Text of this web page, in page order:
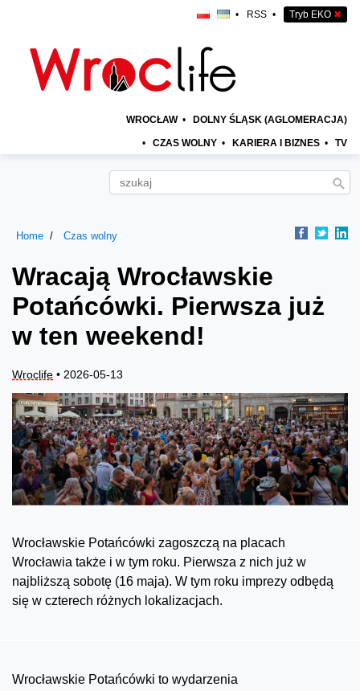
• RSS • Tryb EKO ✖
WROCŁAW • DOLNY ŚLĄSK (AGLOMERACJA)
• CZAS WOLNY • KARIERA I BIZNES • TV
Home Czas wolny
Wracają Wrocławskie
Potańcówki. Pierwsza już
w ten weekend!
Wroclife • 2026-05-13
Wrocławskie Potańcówki zagoszczą na placach
Wrocławia także i w tym roku. Pierwsza z nich już w
najbliższą sobotę (16 maja). W tym roku imprezy odbędą
się w czterech różnych lokalizacjach.
Wrocławskie Potańcówki to wydarzenia